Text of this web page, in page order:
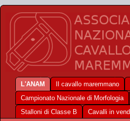
L'ANAM Il cavallo maremmano
Campionato Nazionale di Morfologia
Stalloni di Classe B
Cavalli in